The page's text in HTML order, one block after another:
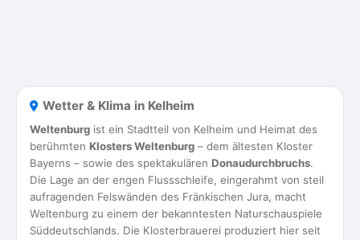
Wetter & Klima in Kelheim
Weltenburg ist ein Stadtteil von Kelheim und Heimat des
berühmten Klosters Weltenburg – dem ältesten Kloster
Bayerns – sowie des spektakulären Donaudurchbruchs.
Die Lage an der engen Flussschleife, eingerahmt von steil
aufragenden Felswänden des Fränkischen Jura, macht
Weltenburg zu einem der bekanntesten Naturschauspiele
Süddeutschlands. Die Klosterbrauerei produziert hier seit